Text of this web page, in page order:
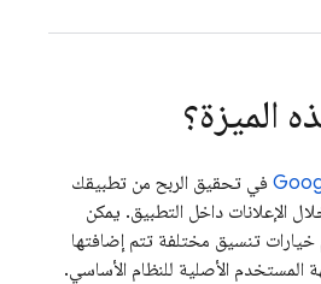
الميزة؟
في تحقيق الربح من تطبيقك
الإعلانات داخل التطبيق. يمكن
تنسيق مختلفة تتم إضافتها
المستخدم الأصلية للنظام الأساسي.